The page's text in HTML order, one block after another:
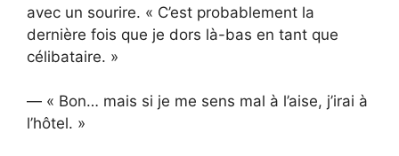
avec un sourire. « C’est probablement la
dernière fois que je dors là-bas en tant que
célibataire. »
— « Bon… mais si je me sens mal à l’aise, j’irai à
l’hôtel. »